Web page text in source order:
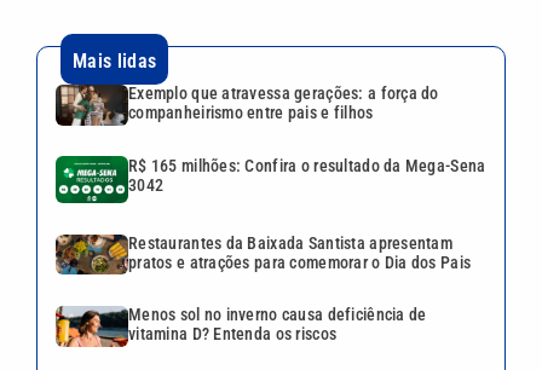
vitamina D? Entenda os riscos
Dívidas de ISSQN em Campinas podem ser
renegociadas até 30 de setembro
VEJA TAMBÉM
Exemplo que atravessa
gerações: a força do
companheirismo entre pais e